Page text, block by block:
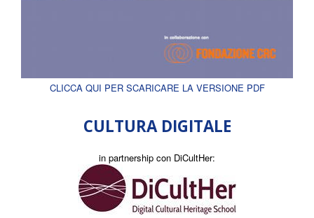
CLICCA QUI PER SCARICARE LA VERSIONE PDF
CULTURA DIGITALE
in partnership con DiCultHer: